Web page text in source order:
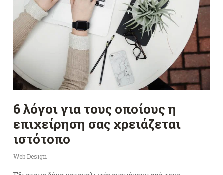
6 λόγοι για τους οποίους η
επιχείρηση σας χρειάζεται
ιστότοπο
Web Design